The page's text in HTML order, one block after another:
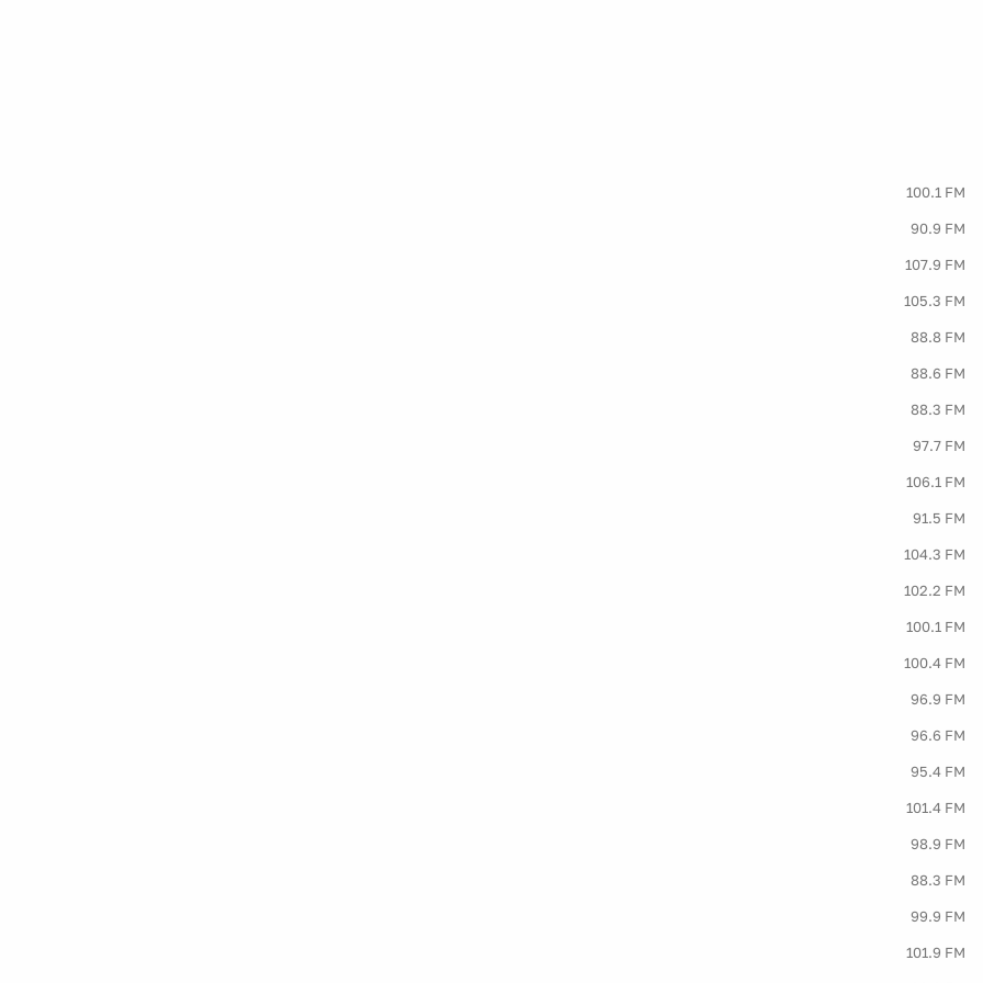
100.1 FM
90.9 FM
107.9 FM
105.3 FM
88.8 FM
88.6 FM
88.3 FM
97.7 FM
106.1 FM
91.5 FM
104.3 FM
102.2 FM
100.1 FM
100.4 FM
96.9 FM
96.6 FM
95.4 FM
101.4 FM
98.9 FM
88.3 FM
99.9 FM
101.9 FM